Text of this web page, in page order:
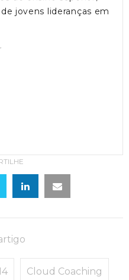
jovens lideranças em
Cloud Coaching